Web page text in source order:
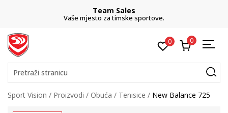
Team Sales
Vaše mjesto za timske sportove.
0 0
Pretraži stranicu
Sport Vision Proizvodi Obuća Tenisice New Balance 725